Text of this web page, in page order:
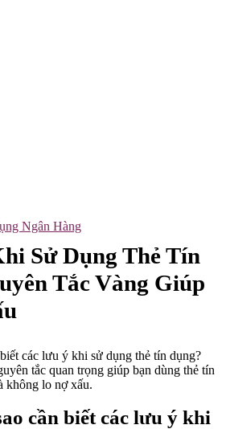
Ngân Hàng
Sử Dụng Thẻ Tín
Tắc Vàng Giúp
các lưu ý khi sử dụng thẻ tín dụng?
tắc quan trọng giúp bạn dùng thẻ tín
không lo nợ xấu.
cần biết các lưu ý khi